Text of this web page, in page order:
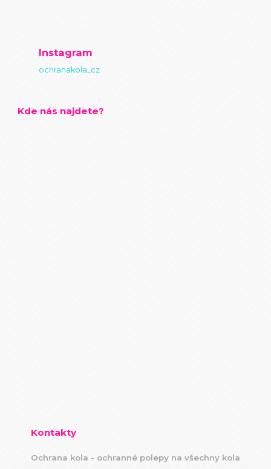
Instagram
ochranakola_cz
Kde nás najdete?
Kontakty
Ochrana kola - ochranné polepy na všechny kola